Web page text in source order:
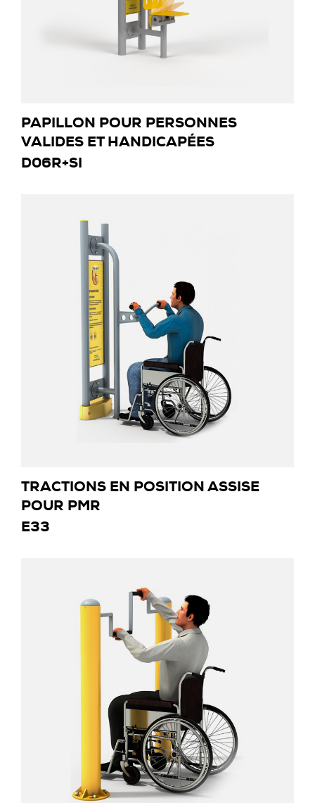
PAPILLON POUR PERSONNES
VALIDES ET HANDICAPÉES
D06R+SI
TRACTIONS EN POSITION ASSISE
POUR PMR
E33